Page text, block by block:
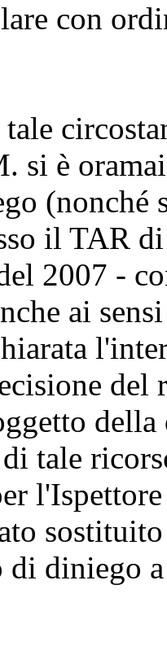
con
si è
(nonché
il TAR
2007 -
ai
tale
diniego